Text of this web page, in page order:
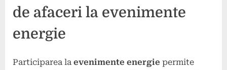
de afaceri la evenimente
energie
Participarea la evenimente energie permite